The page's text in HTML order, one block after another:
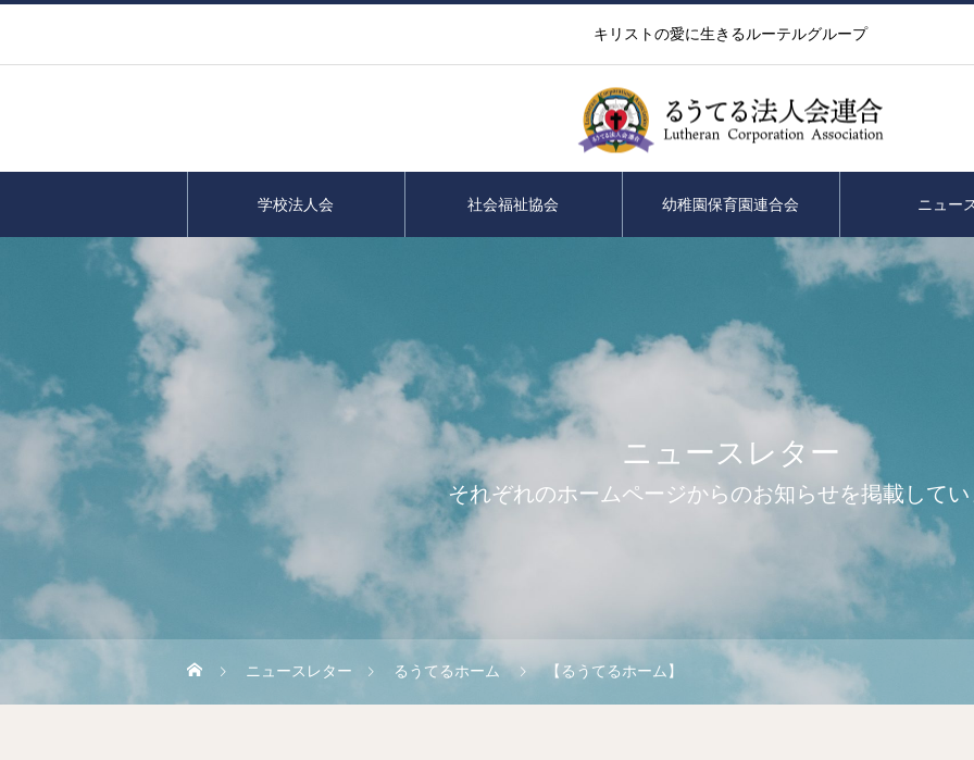
キリストの愛に生きるルーテルグループ
学校法人会 社会福祉協会 幼稚園保育園連合会 ニュー
ニュースレター
それぞれのホームページからのお知らせを掲載して
ニュースレター るうてるホーム 【るうてるホーム】